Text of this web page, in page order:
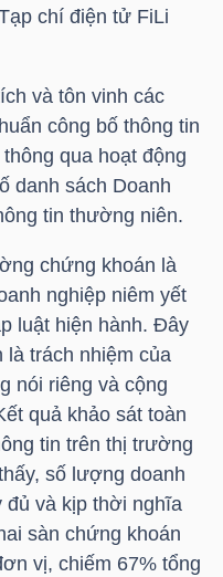
chí điện tử FiLi
và tôn vinh các
công bố thông tin
qua hoạt động
danh sách Doanh
tin thường niên.
chứng khoán là
nghiệp niêm yết
luật hiện hành. Đây
là trách nhiệm của
nói riêng và cộng
quả khảo sát toàn
tin trên thị trường
số lượng doanh
đủ và kịp thời nghĩa
sàn chứng khoán
vị, chiếm 67% tổng